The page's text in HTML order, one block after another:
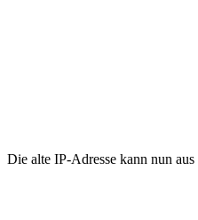
Die alte IP-Adresse kann nun